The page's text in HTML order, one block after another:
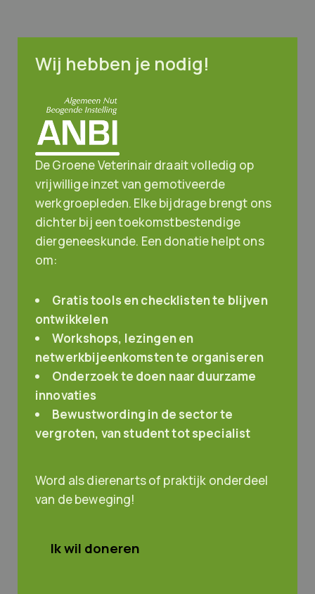
Wij hebben je nodig!
De Groene Veterinair draait volledig op
vrijwillige inzet van gemotiveerde
werkgroepleden. Elke bijdrage brengt ons
dichter bij een toekomstbestendige
diergeneeskunde. Een donatie helpt ons
om:
Gratis tools en checklisten te blijven
ontwikkelen
Workshops, lezingen en
netwerkbijeenkomsten te organiseren
Onderzoek te doen naar duurzame
innovaties
Bewustwording in de sector te
vergroten, van student tot specialist
Word als dierenarts of praktijk onderdeel
van de beweging!
Ik wil doneren